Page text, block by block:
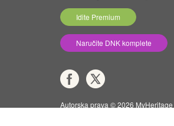
Idite Premium
Naručite DNK komplete
Autorska prava © 2026 MyHeritage